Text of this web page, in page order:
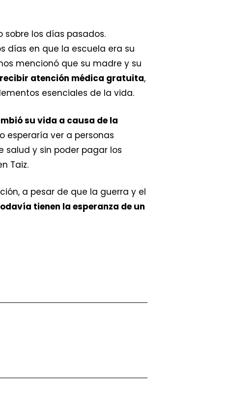
los días pasados.
días en que la escuela era su
mencionó que su madre y su
atención médica gratuita,
esenciales de la vida.
su vida a causa de la
esperaría ver a personas
salud y sin poder pagar los
Taiz.
a pesar de que la guerra y el
tienen la esperanza de un